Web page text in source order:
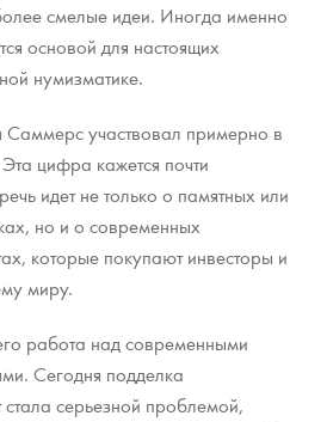
смелые идеи. Иногда именно
основой для настоящих
нумизматике.
Саммерс участвовал примерно в
цифра кажется почти
идет не только о памятных или
но и о современных
которые покупают инвесторы и
миру.
работа над современными
Сегодня подделка
серьезной проблемой,